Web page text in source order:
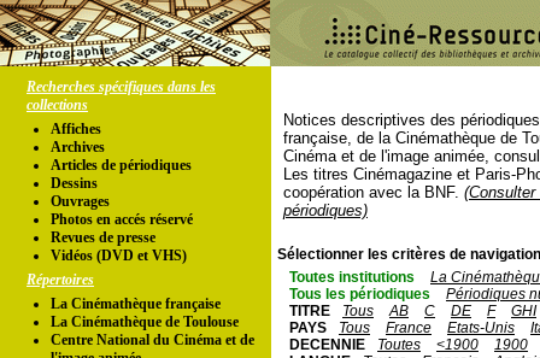
Recherches spécifiques dans les
collections
Affiches
Archives
Articles de périodiques
Dessins
Ouvrages
Photos en accés réservé
Revues de presse
Vidéos (DVD et VHS)
Répertoires
La Cinémathèque française
La Cinémathèque de Toulouse
Centre National du Cinéma et de
Notices descriptives des
française, de la Cinémathèque de
Cinéma et de l'image animée,
Les titres Cinémagazine et Paris-
coopération avec la BNF.
périodiques)
Sélectionner les critères de
Toutes institutions
La
Tous les périodiques
Périodiques
TITRE
Tous AB C DE F
GHI
PAYS
Tous France Etats-Unis
DECENNIE
Toutes <1900
1900